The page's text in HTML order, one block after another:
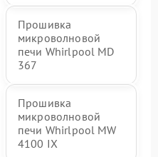
Прошивка
микроволновой
печи Whirlpool MD
367
Прошивка
микроволновой
печи Whirlpool MW
4100 IX